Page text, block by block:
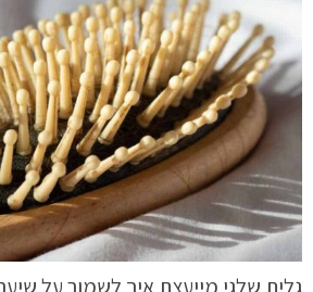
גלית שלגי מייעצת איך לשמור על